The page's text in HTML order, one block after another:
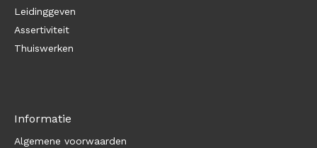
Leidinggeven
Assertiviteit
Thuiswerken
Informatie
Algemene voorwaarden